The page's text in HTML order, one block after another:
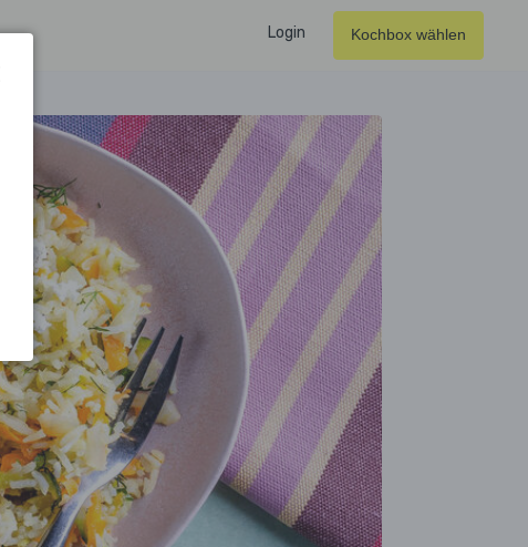
Login Kochbox wählen